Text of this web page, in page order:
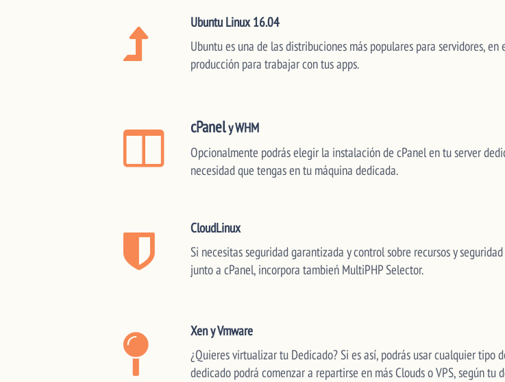
Ubuntu Linux 16.04
Ubuntu es una de las distribuciones más populares para servidores,
producción para trabajar con tus apps.
cPanely WHM
Opcionalmente podrás elegir la instalación de cPanel en tu server
necesidad que tengas en tu máquina dedicada.
CloudLinux
Si necesitas seguridad garantizada y control sobre recursos y
junto a cPanel, incorpora tambień MultiPHP Selector.
Xen y Vmware
¿Quieres virtualizar tu Dedicado? Si es así, podrás usar cualquier tipo
dedicado podrá comenzar a repartirse en más Clouds o VPS, según tu